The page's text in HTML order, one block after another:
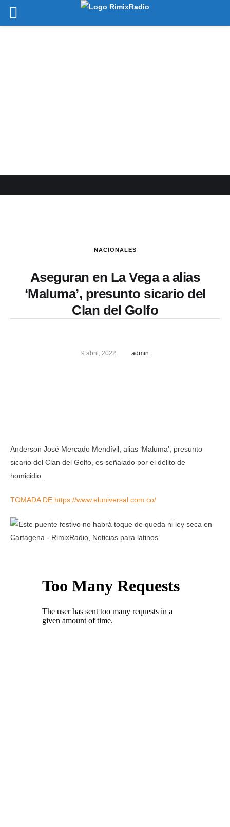
NACIONALES
Aseguran en La Vega a alias
‘Maluma’, presunto sicario del
Clan del Golfo
9 abril, 2022 admin
Anderson José Mercado Mendívil, alias ‘Maluma’, presunto
sicario del Clan del Golfo, es señalado por el delito de
homicidio.
TOMADA DE:https://www.eluniversal.com.co/